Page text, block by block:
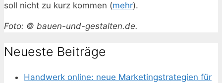
soll nicht zu kurz kommen (mehr).
Foto: © bauen-und-gestalten.de.
Neueste Beiträge
Handwerk online: neue Marketingstrategien für